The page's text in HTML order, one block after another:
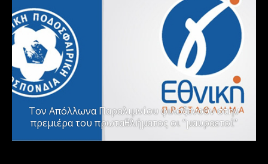
Τον Απόλλωνα Παραλιμνίου φιλοξενούν στην
πρεμιέρα του πρωταθλήματος οι “μαυραετοί”